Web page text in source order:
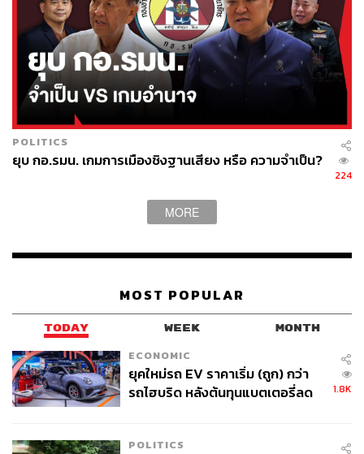
POLITICS
ยุบ กอ.รมน. เกมการเมืองชิงฐานเสียง หรือ ความจำเป็น?
224
MORE
MOST POPULAR
TODAY WEEK MONTH
ECONOMIC
ยุคใหม่รถ EV ราคาเริ่ม (ถูก) กว่า
รถไฮบริด หลังต้นทุนแบตเตอรี่ลด
1.8K
POLITICS